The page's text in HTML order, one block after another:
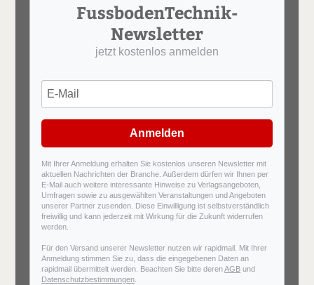
FussbodenTechnik-
Newsletter
jetzt kostenlos anmelden
Anmelden
Mit Ihrer Anmeldung erhalten Sie kostenlos unseren Newsletter mit
aktuellen Nachrichten der Branche. Außerdem dürfen wir Ihnen per
E-Mail auch weitere interessante Hinweise zu Verlagsangeboten,
Umfragen sowie zu ausgewählten Veranstaltungen und Angeboten
unserer Partner zusenden. Diese Einwilligung ist selbstverständlich
freiwillig und kann jederzeit mit Wirkung für die Zukunft widerrufen
werden.
Für den Versand unserer Newsletter nutzen wir rapidmail. Mit Ihrer
Anmeldung stimmen Sie zu, dass die eingegebenen Daten an
rapidmail übermittelt werden. Beachten Sie bitte derenAGB und
Datenschutzbestimmungen